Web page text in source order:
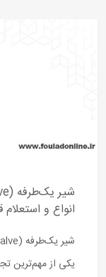
انواع و
یکی از مهم‌ترین